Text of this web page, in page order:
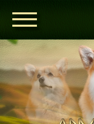
ОРДЕН КЕЛЬТІВ
НОВИНИ
ДИТЯЧА КІМНАТА
КОНТАКТИ